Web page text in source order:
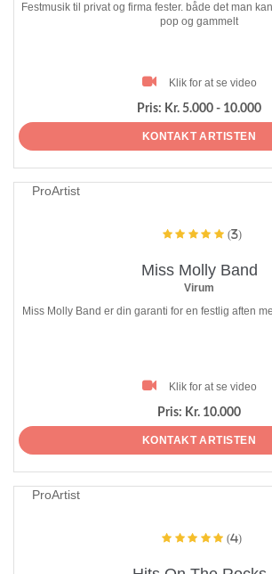
Festmusik til privat og firma fester. både det man
pop og gammelt
Klik for at se video
Pris: Kr. 5.000 - 10.000
KONTAKT ARTISTEN
ProArtist
(3)
Miss Molly Band
Virum
Miss Molly Band er din garanti for en festlig aften
Klik for at se video
Pris: Kr. 10.000
KONTAKT ARTISTEN
ProArtist
(4)